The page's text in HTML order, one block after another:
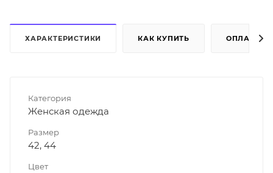
ХАРАКТЕРИСТИКИ КАК КУПИТЬ ОПЛАТА
Категория
Женская одежда
Размер
42, 44
Цвет